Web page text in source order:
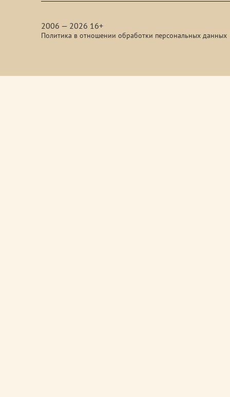
2006 — 2026 16+
Политика в отношении обработки персональных данных